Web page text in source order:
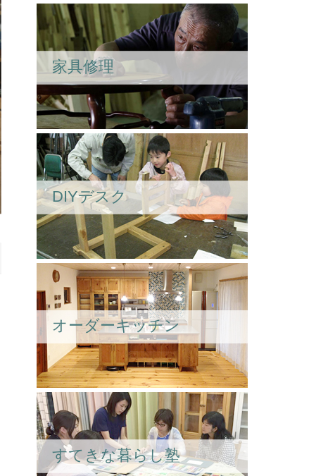
家具修理
DIYデスク
オーダーキッチン
すてきな暮らし塾